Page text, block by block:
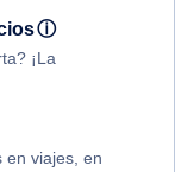
ⓘ
¡La
en viajes, en